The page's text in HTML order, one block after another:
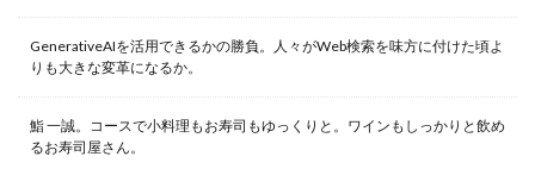
GenerativeAIを活用できるかの勝負。人々がWeb検索を味方に付けた頃よ
りも大きな変革になるか。
鮨 一誠。コースで小料理もお寿司もゆっくりと。ワインもしっかりと飲め
るお寿司屋さん。